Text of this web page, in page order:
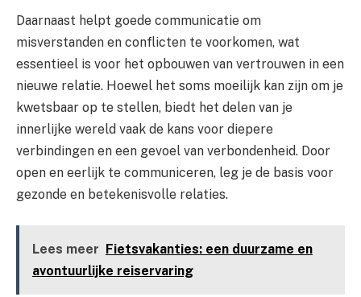
Daarnaast helpt goede communicatie om
misverstanden en conflicten te voorkomen, wat
essentieel is voor het opbouwen van vertrouwen in een
nieuwe relatie. Hoewel het soms moeilijk kan zijn om je
kwetsbaar op te stellen, biedt het delen van je
innerlijke wereld vaak de kans voor diepere
verbindingen en een gevoel van verbondenheid. Door
open en eerlijk te communiceren, leg je de basis voor
gezonde en betekenisvolle relaties.
Lees meer Fietsvakanties: een duurzame en
avontuurlijke reiservaring